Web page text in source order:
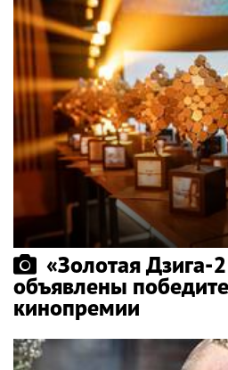
«Золотая Дзига-
объявлены
кинопремии